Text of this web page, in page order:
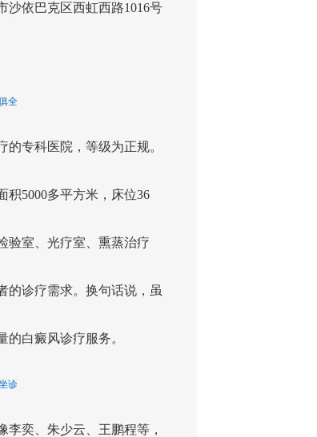
沙依巴克区西虹西路1016号
全
专科医院，等级为正规。
积5000多平方米，床位36
验室、光疗室、熏蒸治疗
的诊疗需求。换句话说，虽
白癜风诊疗服务。
诊
奕、朱少云、王鹏程等，